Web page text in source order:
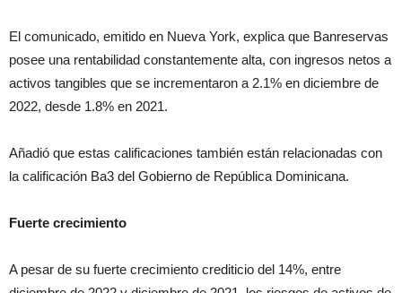
El comunicado, emitido en Nueva York, explica que Banreservas
posee una rentabilidad constantemente alta, con ingresos netos a
activos tangibles que se incrementaron a 2.1% en diciembre de
2022, desde 1.8% en 2021.
Añadió que estas calificaciones también están relacionadas con
la calificación Ba3 del Gobierno de República Dominicana.
Fuerte crecimiento
A pesar de su fuerte crecimiento crediticio del 14%, entre